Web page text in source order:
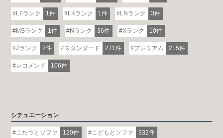
LFランク 1件 LKランク 1件 LNランク 3件
MSランク 1件 Nランク 36件 Xランク 10件
Zランク 2件 スタンダード 271件 プレミアム 215件
レコメンド 106件
シチュエーション
こたつとソファ 120件 こどもとソファ 332件